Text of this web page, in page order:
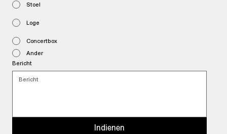
Stoel
Loge
Concertbox
Ander
Bericht
Indienen